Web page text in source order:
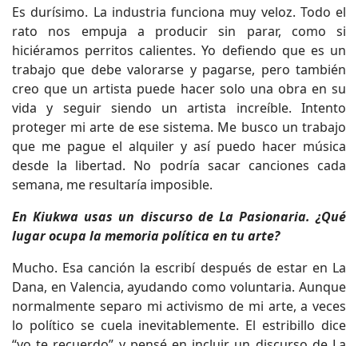
Es durísimo. La industria funciona muy veloz. Todo el
rato nos empuja a producir sin parar, como si
hiciéramos perritos calientes. Yo defiendo que es un
trabajo que debe valorarse y pagarse, pero también
creo que un artista puede hacer solo una obra en su
vida y seguir siendo un artista increíble. Intento
proteger mi arte de ese sistema. Me busco un trabajo
que me pague el alquiler y así puedo hacer música
desde la libertad. No podría sacar canciones cada
semana, me resultaría imposible.
En Kiukwa usas un discurso de La Pasionaria. ¿Qué
lugar ocupa la memoria política en tu arte?
Mucho. Esa canción la escribí después de estar en La
Dana, en Valencia, ayudando como voluntaria. Aunque
normalmente separo mi activismo de mi arte, a veces
lo político se cuela inevitablemente. El estribillo dice